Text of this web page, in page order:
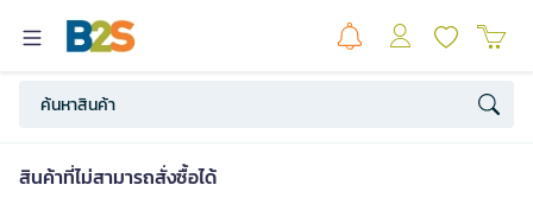
สินค้าที่ไม่สามารถสั่งซื้อได้